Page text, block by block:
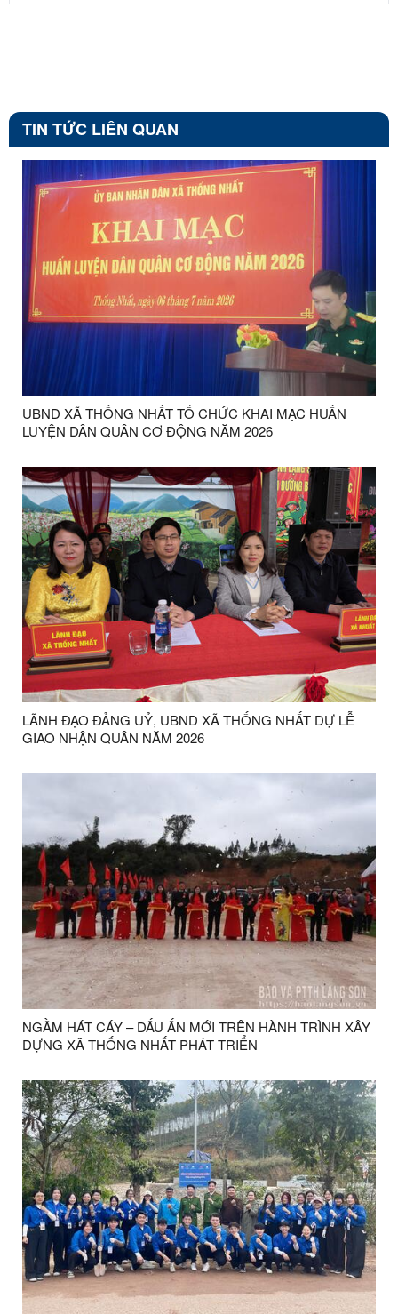
TIN TỨC LIÊN QUAN
UBND XÃ THỐNG NHẤT TỔ CHỨC KHAI MẠC HUẤN
LUYỆN DÂN QUÂN CƠ ĐỘNG NĂM 2026
LÃNH ĐẠO ĐẢNG UỶ, UBND XÃ THỐNG NHẤT DỰ LỄ
GIAO NHẬN QUÂN NĂM 2026
NGẦM HÁT CÁY – DẤU ẤN MỚI TRÊN HÀNH TRÌNH XÂY
DỰNG XÃ THỐNG NHẤT PHÁT TRIỂN